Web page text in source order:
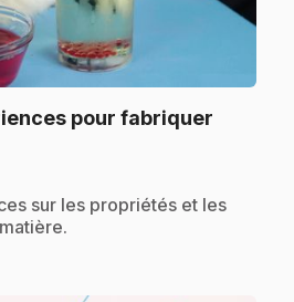
pour fabriquer
sur les propriétés et les